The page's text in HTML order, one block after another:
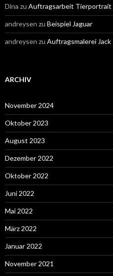
Dina zu Auftragsarbeit Tierportrait
andreysen zu Beispiel Jaguar
andreysen zu Auftragsmalerei
ARCHIV
November 2024
Oktober 2023
August 2023
Dezember 2022
Oktober 2022
Juni 2022
Mai 2022
März 2022
Januar 2022
November 2021